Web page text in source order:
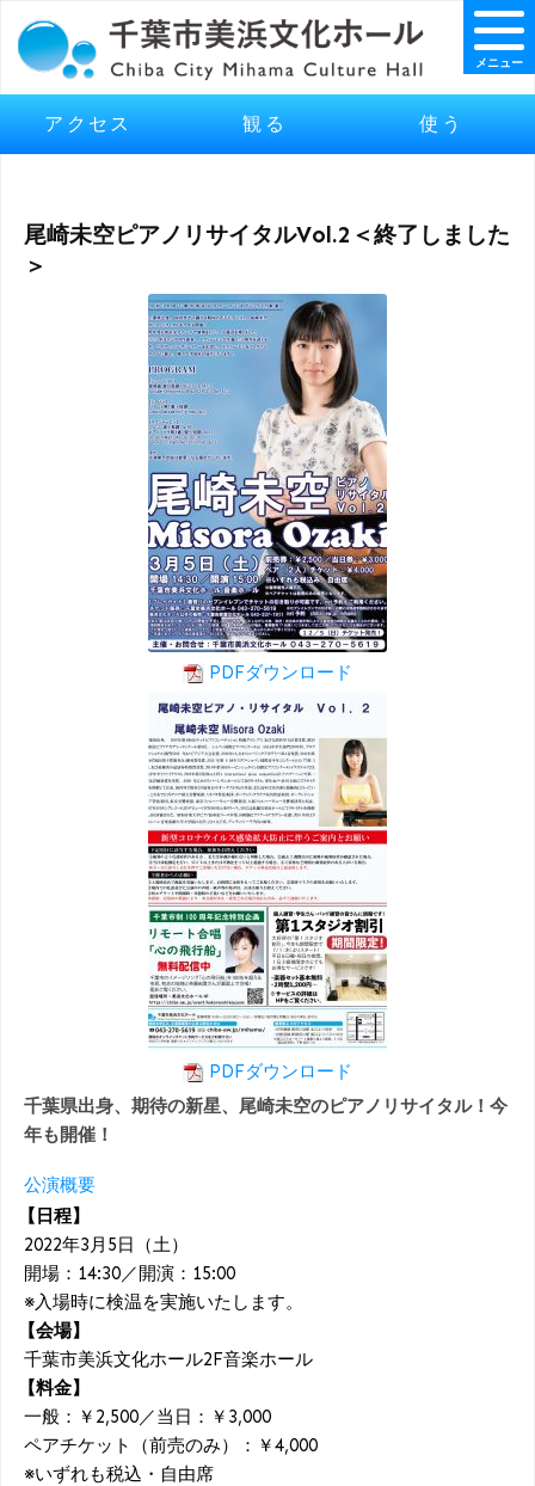
アクセス 観る 使う
メニュー
尾崎未空ピアノリサイタルVol.2＜終了しました
＞
PDFダウンロード
PDFダウンロード
千葉県出身、期待の新星、尾崎未空のピアノリサイタル！今
年も開催！
公演概要
【日程】
2022年3月5日（土）
開場：14:30／開演：15:00
※入場時に検温を実施いたします。
【会場】
千葉市美浜文化ホール2F音楽ホール
【料金】
一般：￥2,500／当日：￥3,000
ペアチケット（前売のみ）：￥4,000
※いずれも税込・自由席